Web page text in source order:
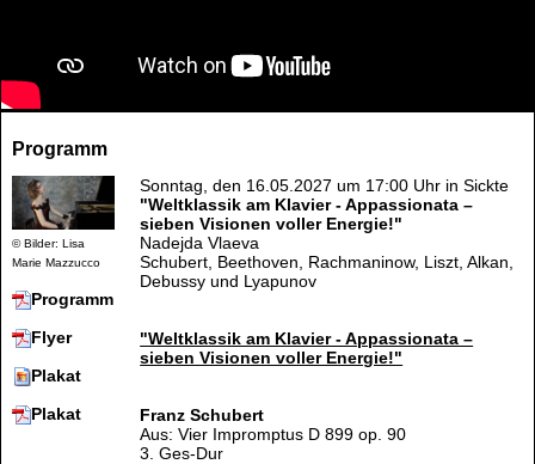
Programm
© Bilder: Lisa
Marie Mazzucco
Programm
Flyer
Plakat
Plakat
Sonntag, den 16.05.2027 um 17:00 Uhr in Sickte
"Weltklassik am Klavier - Appassionata –
sieben Visionen voller Energie!"
Nadejda Vlaeva
Schubert, Beethoven, Rachmaninow, Liszt, Alkan,
Debussy und Lyapunov
"Weltklassik am Klavier - Appassionata –
sieben Visionen voller Energie!"
Franz Schubert
Aus: Vier Impromptus D 899 op. 90
3. Ges-Dur